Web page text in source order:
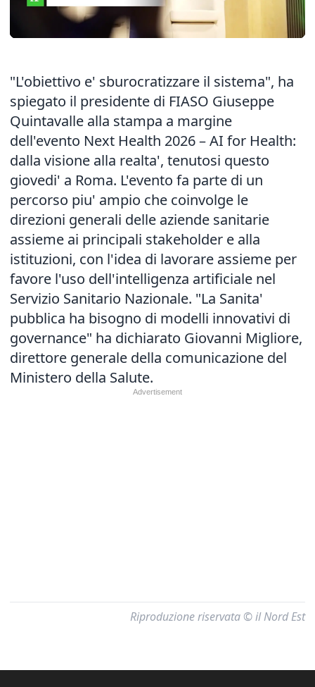
"L'obiettivo e' sburocratizzare il sistema", ha
spiegato il presidente di FIASO Giuseppe
Quintavalle alla stampa a margine
dell'evento Next Health 2026 – AI for Health:
dalla visione alla realta', tenutosi questo
giovedi' a Roma. L'evento fa parte di un
percorso piu' ampio che coinvolge le
direzioni generali delle aziende sanitarie
assieme ai principali stakeholder e alla
istituzioni, con l'idea di lavorare assieme per
favore l'uso dell'intelligenza artificiale nel
Servizio Sanitario Nazionale. "La Sanita'
pubblica ha bisogno di modelli innovativi di
governance" ha dichiarato Giovanni Migliore,
direttore generale della comunicazione del
Ministero della Salute.
Riproduzione riservata © il Nord Est